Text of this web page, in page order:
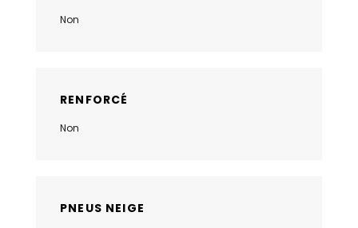
Non
RENFORCÉ
Non
PNEUS NEIGE